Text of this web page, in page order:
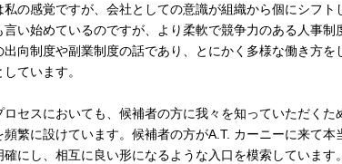
私の感覚ですが、会社としての意識が組織から個にシフ
言い始めているのですが、より柔軟で競争力のある人事
出向制度や副業制度の話であり、とにかく多様な働き方
ています。
ロセスにおいても、候補者の方に我々を知っていただく
頻繁に設けています。候補者の方がA.T. カーニーに来て
にし、相互に良い形になるような入口を模索しています。